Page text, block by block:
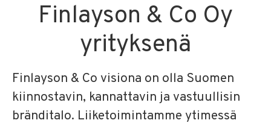
Finlayson & Co Oy
yrityksenä
Finlayson & Co visiona on olla Suomen
kiinnostavin, kannattavin ja vastuullisin
bränditalo. Liiketoimintamme ytimessä